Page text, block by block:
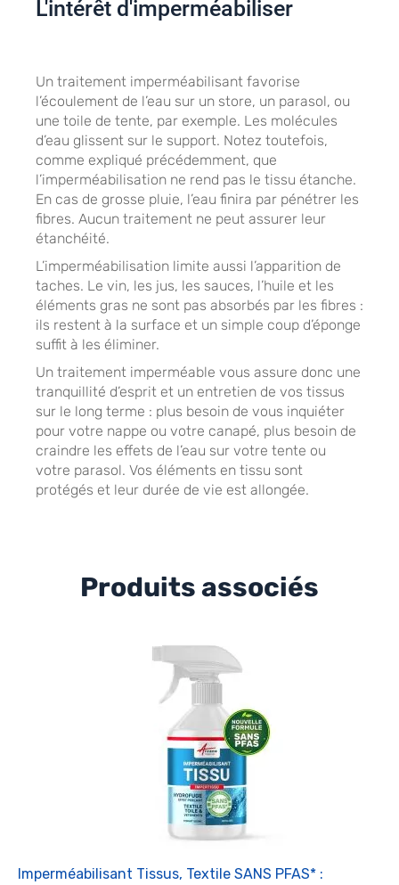
L'intérêt d'imperméabiliser
Un traitement imperméabilisant favorise
l’écoulement de l’eau sur un store, un parasol, ou
une toile de tente, par exemple. Les molécules
d’eau glissent sur le support. Notez toutefois,
comme expliqué précédemment, que
l’imperméabilisation ne rend pas le tissu étanche.
En cas de grosse pluie, l’eau finira par pénétrer les
fibres. Aucun traitement ne peut assurer leur
étanchéité.
L’imperméabilisation limite aussi l’apparition de
taches. Le vin, les jus, les sauces, l’huile et les
éléments gras ne sont pas absorbés par les fibres :
ils restent à la surface et un simple coup d’éponge
suffit à les éliminer.
Un traitement imperméable vous assure donc une
tranquillité d’esprit et un entretien de vos tissus
sur le long terme : plus besoin de vous inquiéter
pour votre nappe ou votre canapé, plus besoin de
craindre les effets de l’eau sur votre tente ou
votre parasol. Vos éléments en tissu sont
protégés et leur durée de vie est allongée.
Produits associés
Imperméabilisant Tissus, Textile SANS PFAS* :